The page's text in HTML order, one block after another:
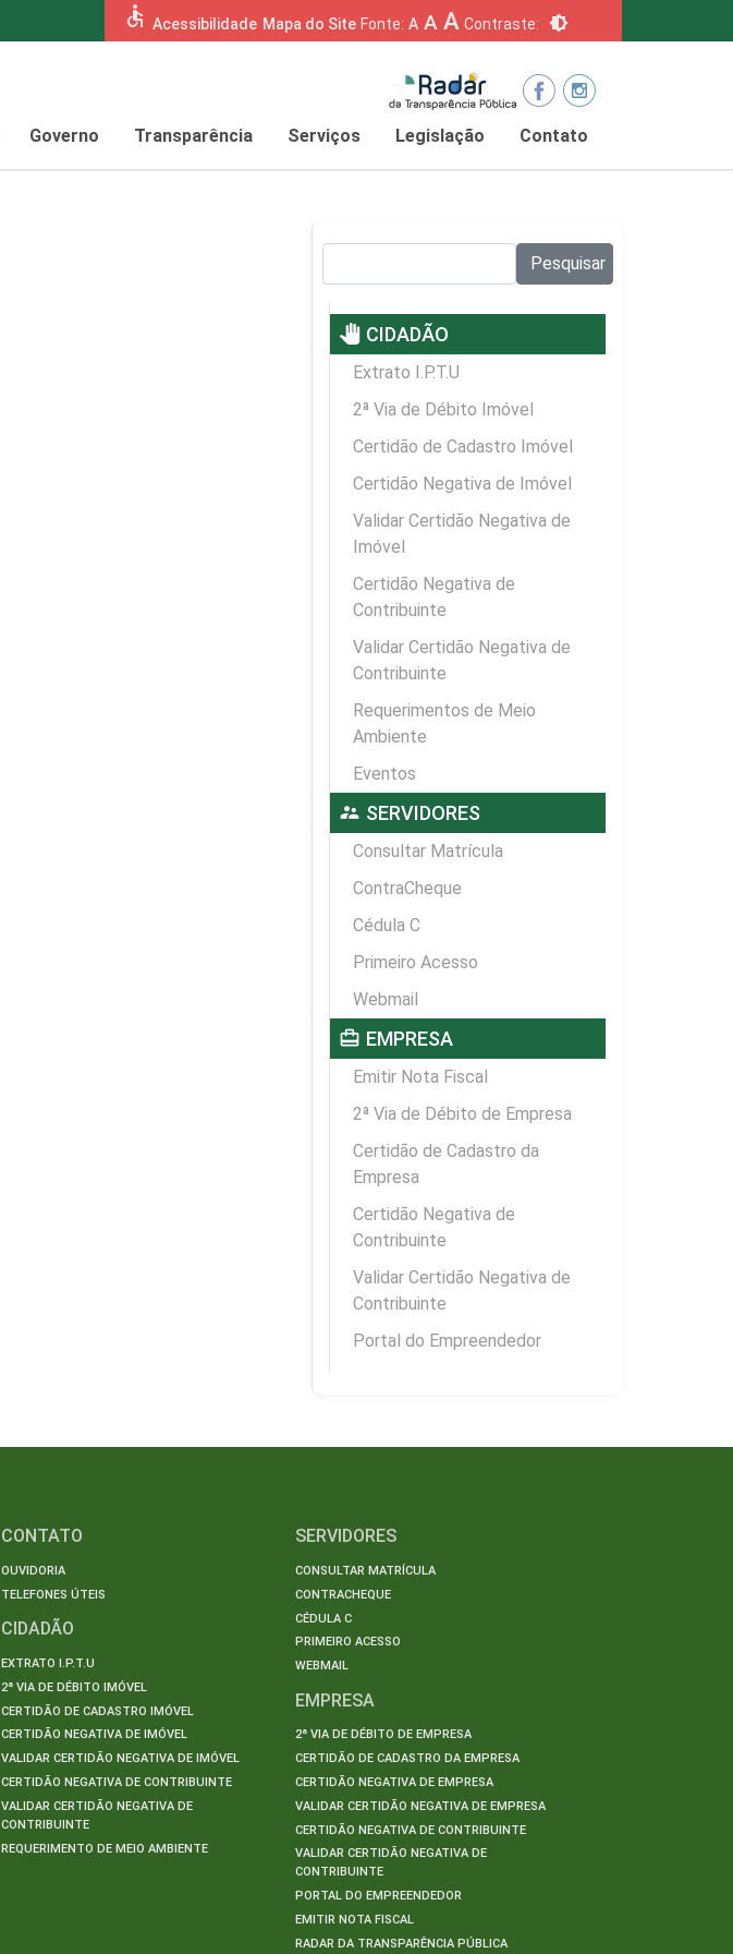
accessible Acessibilidade Mapa do Site Fonte: A A A Contraste: brightness_6
Governo Transparência Serviços Legislação Contato
Pesquisar
pan_tool CIDADÃO
Extrato I.P.T.U
2ª Via de Débito Imóvel
Certidão de Cadastro Imóvel
Certidão Negativa de Imóvel
Validar Certidão Negativa de
Imóvel
Certidão Negativa de
Contribuinte
Validar Certidão Negativa de
Contribuinte
Requerimentos de Meio
Ambiente
Eventos
supervisor_account SERVIDORES
Consultar Matrícula
ContraCheque
Cédula C
Primeiro Acesso
Webmail
card_travel EMPRESA
Emitir Nota Fiscal
2ª Via de Débito de Empresa
Certidão de Cadastro da
Empresa
Certidão Negativa de
Contribuinte
Validar Certidão Negativa de
Contribuinte
Portal do Empreendedor
CONTATO
OUVIDORIA
TELEFONES ÚTEIS
CIDADÃO
EXTRATO I.P.T.U
2ª VIA DE DÉBITO IMÓVEL
CERTIDÃO DE CADASTRO IMÓVEL
CERTIDÃO NEGATIVA DE IMÓVEL
VALIDAR CERTIDÃO NEGATIVA DE IMÓVEL
CERTIDÃO NEGATIVA DE CONTRIBUINTE
VALIDAR CERTIDÃO NEGATIVA DE
CONTRIBUINTE
REQUERIMENTO DE MEIO AMBIENTE
SERVIDORES
CONSULTAR MATRÍCULA
CONTRACHEQUE
CÉDULA C
PRIMEIRO ACESSO
WEBMAIL
EMPRESA
2ª VIA DE DÉBITO DE EMPRESA
CERTIDÃO DE CADASTRO DA EMPRESA
CERTIDÃO NEGATIVA DE EMPRESA
VALIDAR CERTIDÃO NEGATIVA DE EMPRESA
CERTIDÃO NEGATIVA DE CONTRIBUINTE
VALIDAR CERTIDÃO NEGATIVA DE
CONTRIBUINTE
PORTAL DO EMPREENDEDOR
EMITIR NOTA FISCAL
RADAR DA TRANSPARÊNCIA PÚBLICA